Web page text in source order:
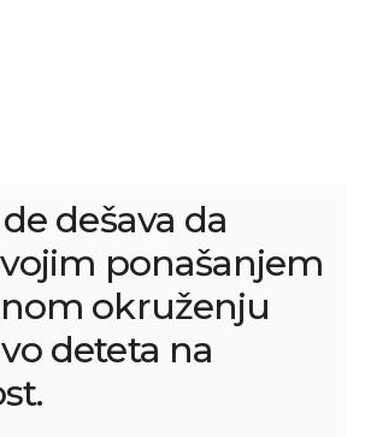
dešava da
ponašanjem
okruženju
deteta na